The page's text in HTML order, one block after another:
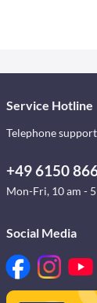
Service Hotline
Telephone
+49 6150
Mon-Fri, 10 am -
Social Media